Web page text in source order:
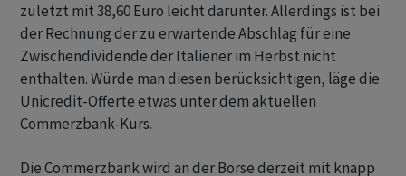
zuletzt mit 38,60 Euro leicht darunter. Allerdings ist bei
der Rechnung der zu erwartende Abschlag für eine
Zwischendividende der Italiener im Herbst nicht
enthalten. Würde man diesen berücksichtigen, läge die
Unicredit-Offerte etwas unter dem aktuellen
Commerzbank-Kurs.
Die Commerzbank wird an der Börse derzeit mit knapp